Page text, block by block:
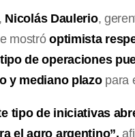
Nicolás Daulerio,
mostróoptimista
de operaciones
y mediano plazopara
tipo de iniciativas
el agro argentino”,